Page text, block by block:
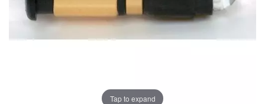
Tap to expand